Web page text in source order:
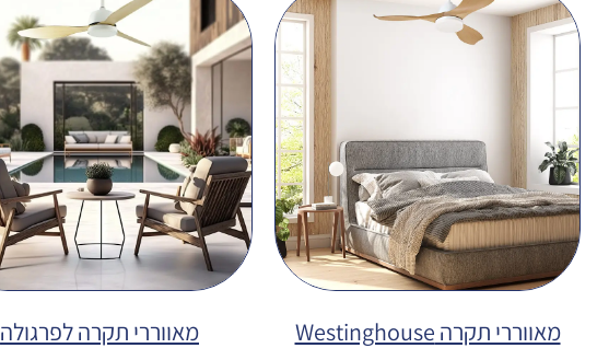
מאווררי תקרה Westinghouse מאווררי תקרה לפרגולה